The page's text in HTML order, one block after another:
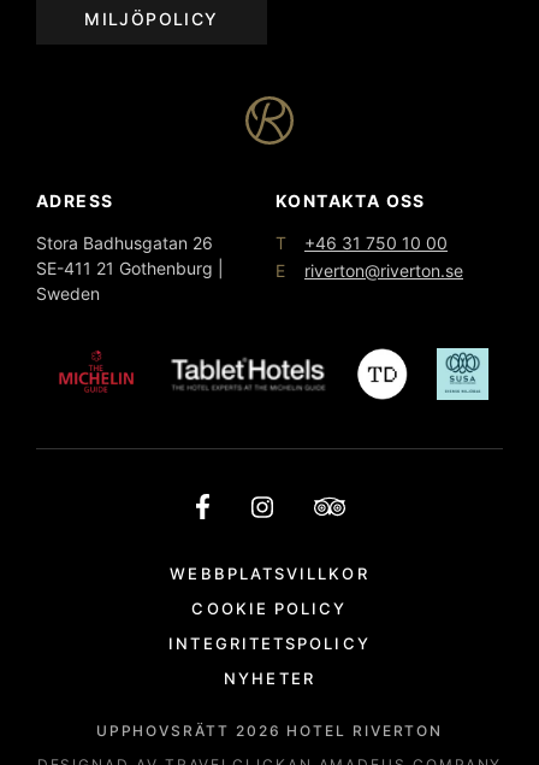
MILJÖPOLICY
ADRESS
Stora Badhusgatan 26
SE-411 21 Gothenburg |
Sweden
KONTAKTA OSS
T
+46 31 750 10 00
E
riverton@riverton.se
WEBBPLATSVILLKOR
COOKIE POLICY
INTEGRITETSPOLICY
NYHETER
UPPHOVSRÄTT 2026 HOTEL RIVERTON